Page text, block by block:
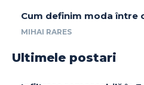
Cum definim moda între
MIHAI RARES
Ultimele postari